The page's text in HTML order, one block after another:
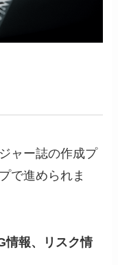
ャー誌の作成プ
で進められま
情報、リスク情